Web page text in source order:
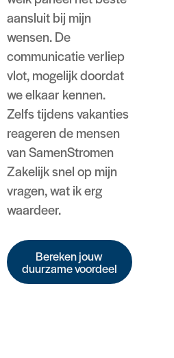
aansluit bij mijn
wensen. De
communicatie verliep
vlot, mogelijk doordat
we elkaar kennen.
Zelfs tijdens vakanties
reageren de mensen
van SamenStromen
Zakelijk snel op mijn
vragen, wat ik erg
waardeer.
Bereken jouw
duurzame voordeel